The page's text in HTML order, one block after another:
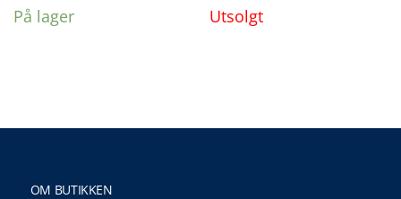
På lager Utsolgt
OM BUTIKKEN